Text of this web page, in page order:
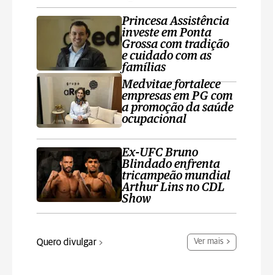
Princesa Assistência
investe em Ponta
Grossa com tradição
e cuidado com as
famílias
Medvitae fortalece
empresas em PG com
a promoção da saúde
ocupacional
Ex-UFC Bruno
Blindado enfrenta
tricampeão mundial
Arthur Lins no CDL
Show
Quero divulgar Ver mais